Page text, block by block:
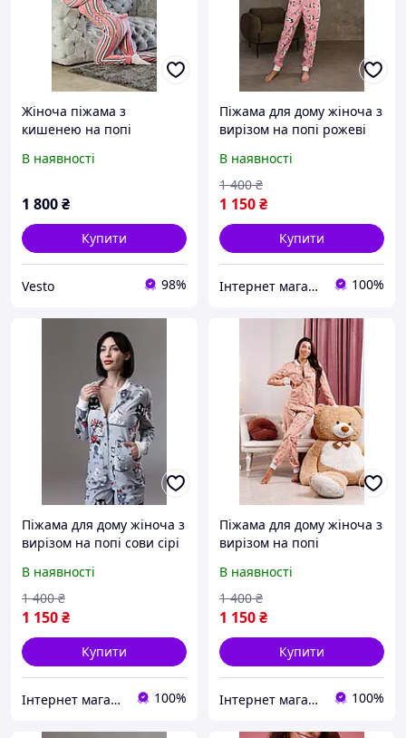
Жіноча піжама з
кишенею на попі
тепла Попожама
В наявності
1 800₴
Купити
Vesto 98%
Піжама для дому жіноча з
вирізом на попі рожеві
що відкривається,
попожама
В наявності
1 150₴
1 400 ₴
Купити
Інтернет магазин Гусениця - GUSENITSA.COM.UA 100%
Піжама для дому жіноча з
вирізом на попі сови сірі
В наявності
1 150₴
1 400 ₴
Купити
Інтернет магазин Гусениця - GUSENITSA.COM.UA 100%
Піжама для дому жіноча з
вирізом на попі
попою, що відкривається,
попожама з кишенькою
В наявності
1 150₴
1 400 ₴
Купити
Інтернет магазин Гусениця - GUSENITSA.COM.UA 100%